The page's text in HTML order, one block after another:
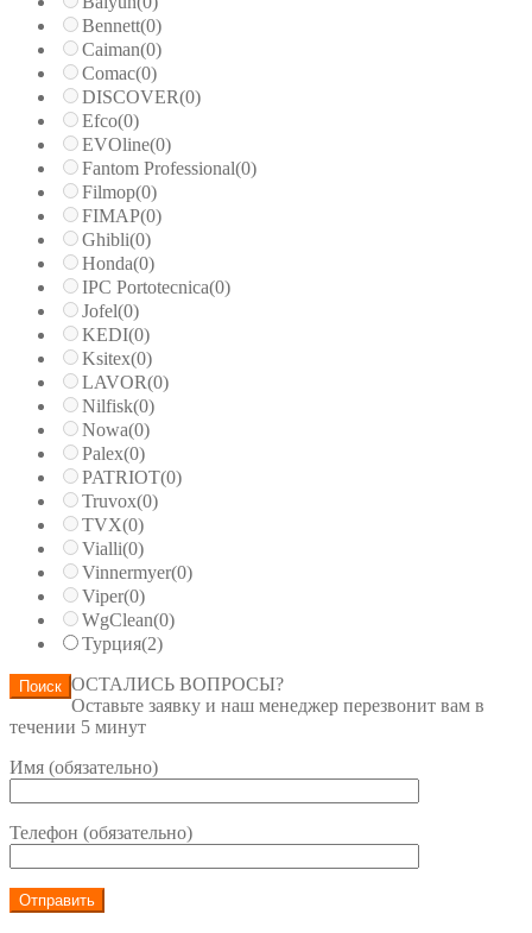
Bennett(0)
Caiman(0)
Comac(0)
DISCOVER(0)
Efco(0)
EVOline(0)
Fantom Professional(0)
Filmop(0)
FIMAP(0)
Ghibli(0)
Honda(0)
IPC Portotecnica(0)
Jofel(0)
KEDI(0)
Ksitex(0)
LAVOR(0)
Nilfisk(0)
Nowa(0)
Palex(0)
PATRIOT(0)
Truvox(0)
TVX(0)
Vialli(0)
Vinnermyer(0)
Viper(0)
WgClean(0)
Турция(2)
Поиск ОСТАЛИСЬ ВОПРОСЫ?
Оставьте заявку и наш менеджер перезвонит вам в
течении 5 минут
Имя (обязательно)
Телефон (обязательно)